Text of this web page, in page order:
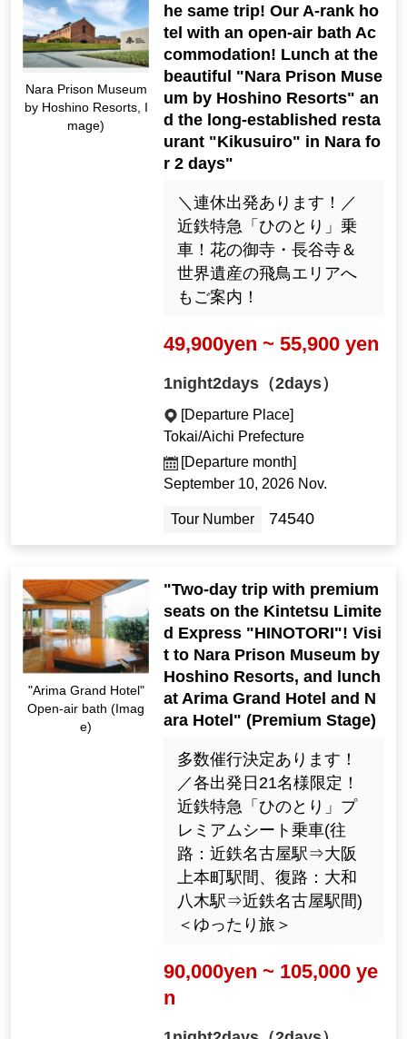
Nara Prison Museum
by Hoshino Resorts, I
mage)
he same trip! Our A-rank ho
tel with an open-air bath Ac
commodation! Lunch at the
beautiful "Nara Prison Muse
um by Hoshino Resorts" an
d the long-established resta
urant "Kikusuiro" in Nara fo
r 2 days"
＼連休出発あります！／
近鉄特急「ひのとり」乗
車！花の御寺・長谷寺＆
世界遺産の飛鳥エリアへ
もご案内！
49,900yen ~ 55,900 yen
1night2days（2days）
[Departure Place]
Tokai/Aichi Prefecture
[Departure month]
September 10, 2026 Nov.
Tour Number 74540
"Arima Grand Hotel"
Open-air bath (Imag
e)
"Two-day trip with premium
seats on the Kintetsu Limite
d Express "HINOTORI"! Visi
t to Nara Prison Museum by
Hoshino Resorts, and lunch
at Arima Grand Hotel and N
ara Hotel" (Premium Stage)
多数催行決定あります！
／各出発日21名様限定！
近鉄特急「ひのとり」プ
レミアムシート乗車(往
路：近鉄名古屋駅⇒大阪
上本町駅間、復路：大和
八木駅⇒近鉄名古屋駅間)
＜ゆったり旅＞
90,000yen ~ 105,000 ye
n